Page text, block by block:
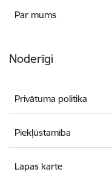
Par mums
Noderīgi
Privātuma politika
Piekļūstamība
Lapas karte